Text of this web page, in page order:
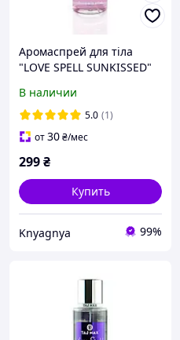
Аромаспрей для тіла
"LOVE SPELL SUNKISSED"
схожий на Victoria s
Secret LOVE SPELL SUNKI
В наличии
5.0 (1)
от30₴/мес
299₴
Купить
Knyagnya 99%